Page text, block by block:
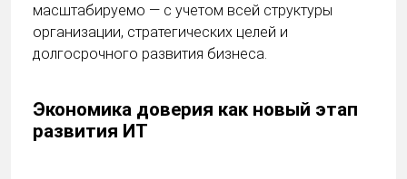
масштабируемо — с учетом всей структуры
организации, стратегических целей и
долгосрочного развития бизнеса.
Экономика доверия как новый этап
развития ИТ